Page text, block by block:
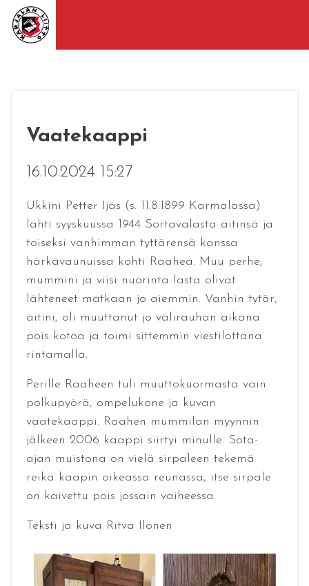
Vaatekaappi
16.10.2024 15:27
Ukkini Petter Ijäs (s. 11.8.1899 Karmalassa)
lähti syyskuussa 1944 Sortavalasta äitinsä ja
toiseksi vanhimman tyttärensä kanssa
härkävaunuissa kohti Raahea. Muu perhe,
mummini ja viisi nuorinta lasta olivat
lähteneet matkaan jo aiemmin. Vanhin tytär,
äitini, oli muuttanut jo välirauhan aikana
pois kotoa ja toimi sittemmin viestilottana
rintamalla.
Perille Raaheen tuli muuttokuormasta vain
polkupyörä, ompelukone ja kuvan
vaatekaappi. Raahen mummilan myynnin
jälkeen 2006 kaappi siirtyi minulle. Sota-
ajan muistona on vielä sirpaleen tekemä
reikä kaapin oikeassa reunassa, itse sirpale
on kaivettu pois jossain vaiheessa.
Teksti ja kuva Ritva Ilonen